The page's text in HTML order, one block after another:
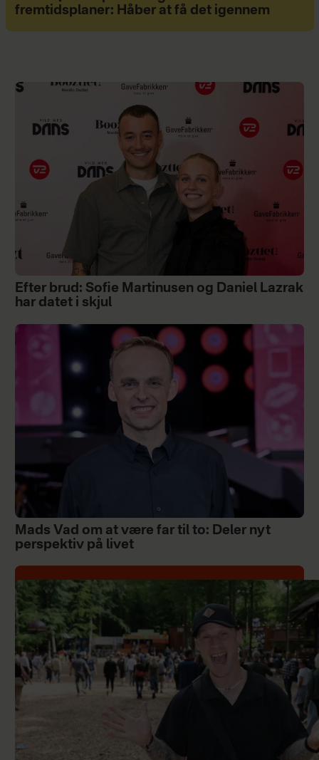
fremtidsplaner: Håber at få det igennem
Efter brud: Sofie Martinusen og Daniel Lazrak
har datet i skjul
Mads Vad om at være far til to: Deler nyt
perspektiv på livet